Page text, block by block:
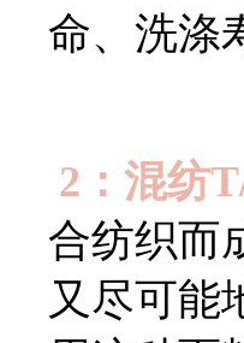
命、洗涤
2：混纺
合纺织而
又尽可能